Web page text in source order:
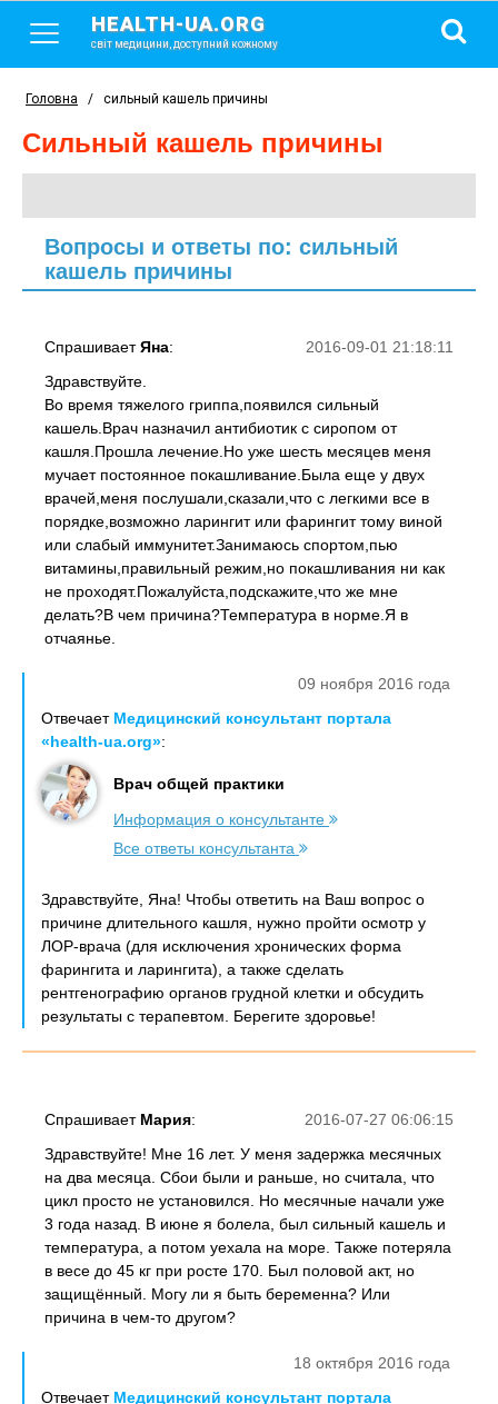
HEALTH-UA.ORG
світ медицини, доступний кожному
Головна / сильный кашель причины
сильный кашель причины
Вопросы и ответы по: сильный
кашель причины
2016-09-01 21:18:11
СпрашиваетЯна:
Здравствуйте.
Во время тяжелого гриппа,появился сильный
кашель.Врач назначил антибиотик с сиропом от
кашля.Прошла лечение.Но уже шесть месяцев меня
мучает постоянное покашливание.Была еще у двух
врачей,меня послушали,сказали,что с легкими все в
порядке,возможно ларингит или фарингит тому виной
или слабый иммунитет.Занимаюсь спортом,пью
витамины,правильный режим,но покашливания ни как
не проходят.Пожалуйста,подскажите,что же мне
делать?В чем причина?Температура в норме.Я в
отчаянье.
09 ноября 2016 года
Отвечает Медицинский консультант портала
«health-ua.org»:
Врач общей практики
Информация о консультанте
Все ответы консультанта
Здравствуйте, Яна! Чтобы ответить на Ваш вопрос о
причине длительного кашля, нужно пройти осмотр у
ЛОР-врача (для исключения хронических форма
фарингита и ларингита), а также сделать
рентгенографию органов грудной клетки и обсудить
результаты с терапевтом. Берегите здоровье!
2016-07-27 06:06:15
Спрашивает Мария:
Здравствуйте! Мне 16 лет. У меня задержка месячных
на два месяца. Сбои были и раньше, но считала, что
цикл просто не установился. Но месячные начали уже
3 года назад. В июне я болела, был сильный кашель и
температура, а потом уехала на море. Также потеряла
в весе до 45 кг при росте 170. Был половой акт, но
защищённый. Могу ли я быть беременна? Или
причина в чем-то другом?
18 октября 2016 года
Отвечает Медицинский консультант портала